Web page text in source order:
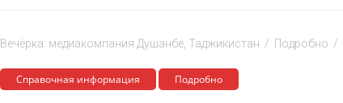
Вечёрка: медиакомпания Душанбе, Таджикистан / Подробно /
Cправочная информация Подробно